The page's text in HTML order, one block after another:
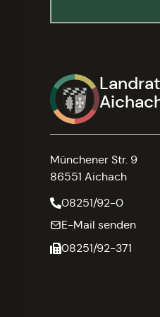
Münchener Str. 9
86551 Aichach
08251/92-0
E-Mail senden
08251/92-371